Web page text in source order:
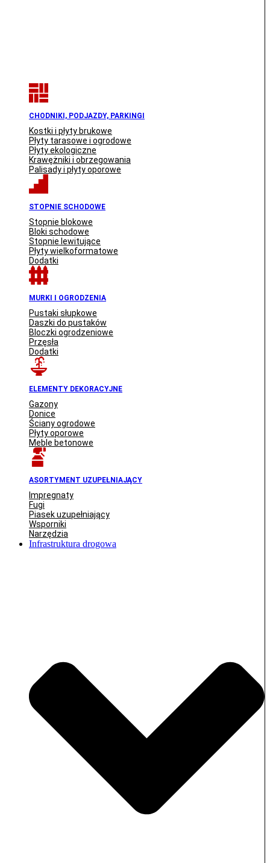
CHODNIKI, PODJAZDY, PARKINGI
Kostki i płyty brukowe
Płyty tarasowe i ogrodowe
Płyty ekologiczne
Krawężniki i obrzegowania
Palisady i płyty oporowe
STOPNIE SCHODOWE
Stopnie blokowe
Bloki schodowe
Stopnie lewitujące
Płyty wielkoformatowe
Dodatki
MURKI I OGRODZENIA
Pustaki słupkowe
Daszki do pustaków
Bloczki ogrodzeniowe
Przęsła
Dodatki
ELEMENTY DEKORACYJNE
Gazony
Donice
Ściany ogrodowe
Płyty oporowe
Meble betonowe
ASORTYMENT UZUPEŁNIAJĄCY
Impregnaty
Fugi
Piasek uzupełniający
Wsporniki
Narzędzia
Infrastruktura drogowa